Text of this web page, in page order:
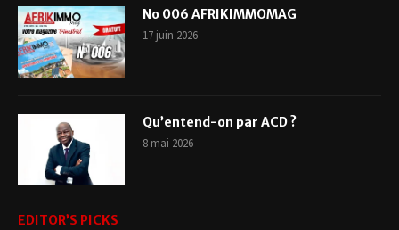
No 006 AFRIKIMMOMAG
17 juin 2026
Qu’entend-on par ACD ?
8 mai 2026
EDITOR’S PICKS